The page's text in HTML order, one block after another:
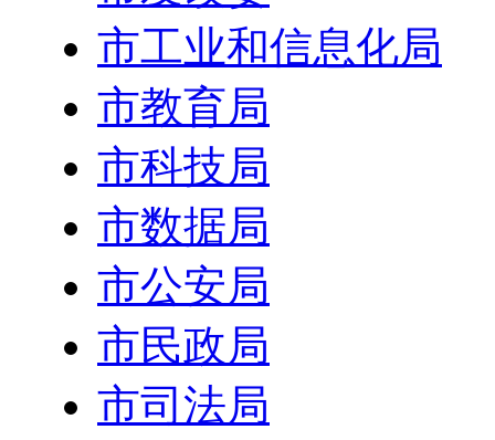
市工业和信息化局
市教育局
市科技局
市数据局
市公安局
市民政局
市司法局